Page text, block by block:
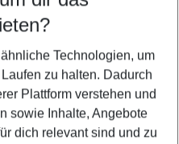
Technologien, um
zu halten. Dadurch
Plattform verstehen und
sowie Inhalte, Angebote
dich relevant sind und zu